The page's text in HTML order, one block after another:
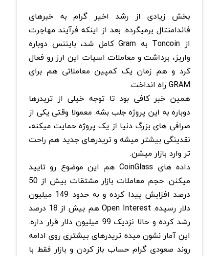
بخش زیادی از رشد اخیر گرام به خبرهای
فاندامنتال برمیگرده. بعد از اینکه فرآیند مهاجرت
از Toncoin به Gram کامل شد، بایننس دوباره
واریز، برداشت و معاملات اسپات این ارز رو فعال
کرد و هم زمان یک کمپین معاملاتی هم برای
GRAM راه انداخت.
همین خبر کافی بود تا توجه خیلی از تریدرها
دوباره به این پروژه جلب بشه. معمولا وقتی یکی از
صرافی های بزرگ دنیا از یک پروژه حمایت میکنه،
نقدینگی بیشتر میشه و تریدرهای جدید هم راحت
تر وارد بازار میشن.
داده های CoinGlass هم این موضوع رو تایید
میکنن. حجم معاملات بازار مشتقات بیش از 50
درصد افزایش پیدا کرده و به حدود 149 میلیون
دلار رسیده. Open Interest هم بیش از 18 درصد
رشد کرده و حالا نزدیک 99 میلیون دلار قرار داره.
این آمار نشون میده تریدرهای بیشتری روی ادامه
روند صعودی گرام حساب باز کردن و بازار فقط با